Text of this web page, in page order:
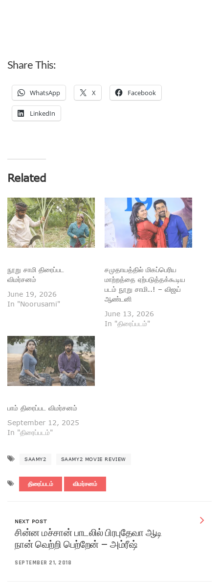
Share This:
WhatsApp X Facebook
LinkedIn
Related
நூறு சாமி திரைப்பட
விமர்சனம்
June 19, 2026
In "Noorusami"
சமுதாயத்தில் மிகப்பெரிய
மாற்றத்தை ஏற்படுத்தக்கூடிய
படம் நூறு சாமி..! – விஜய்
ஆண்டனி
June 13, 2026
In "திரைப்படம்"
பாம் திரைப்பட விமர்சனம்
September 12, 2025
In "திரைப்படம்"
SAAMY2 SAAMY2 MOVIE REVIEW
திரைப்படம் விமர்சனம்
NEXT POST
சின்ன மச்சான் பாடலில் பிரபுதேவா ஆடி
நான் வெற்றி பெற்றேன் – அம்ரீஷ்
SEPTEMBER 21, 2018